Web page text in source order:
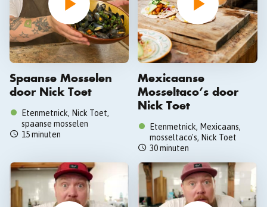
Spaanse Mosselen
door Nick Toet
Etenmetnick, Nick Toet,
spaanse mosselen
15 minuten
Mexicaanse
Mosseltaco’s door
Nick Toet
Etenmetnick, Mexicaans,
mosseltaco's, Nick Toet
30 minuten